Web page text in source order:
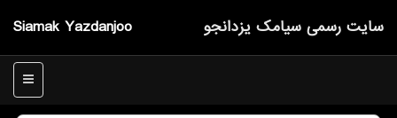
Siamak Yazdanjoo سایت رسمی سیامك یزدانجو
منو